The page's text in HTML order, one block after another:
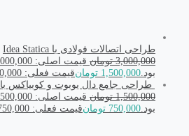
طراحی اتصالات فولادی با Idea Statica
3,000,000 تومان
بود.1,500,000 تومانقیمت فعلی: 1,500,000 تومان.
طراحی جامع دال یوبوت و کوبیاکس با Etabs , Safe
1,500,000 تومان
بود.750,000 تومانقیمت فعلی: 750,000 تومان.